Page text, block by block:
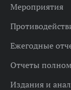
Мероприятия
Ежегодные
Отчеты
Издания и